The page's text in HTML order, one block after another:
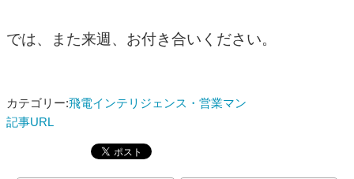
では、また来週、お付き合いください。
カテゴリー:飛電インテリジェンス・営業マン
記事URL